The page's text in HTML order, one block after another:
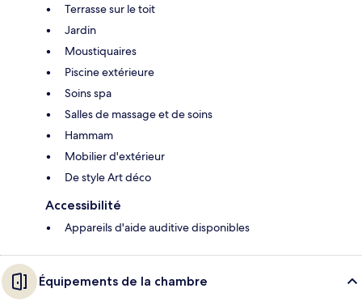
Terrasse sur le toit
Jardin
Moustiquaires
Piscine extérieure
Soins spa
Salles de massage et de soins
Hammam
Mobilier d'extérieur
De style Art déco
Accessibilité
Appareils d'aide auditive disponibles
Équipements de la chambre